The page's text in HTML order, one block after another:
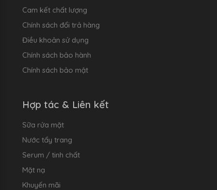
Cam kết chất lượng
Chính sách đổi trả hàng
Điều khoản sử dụng
Chính sách bảo hành
Chính sách bảo mật
Hợp tác & Liên kết
Sữa rửa mặt
Nước tẩy trang
Serum / tinh chất
Mặt nạ
Khuyến mãi